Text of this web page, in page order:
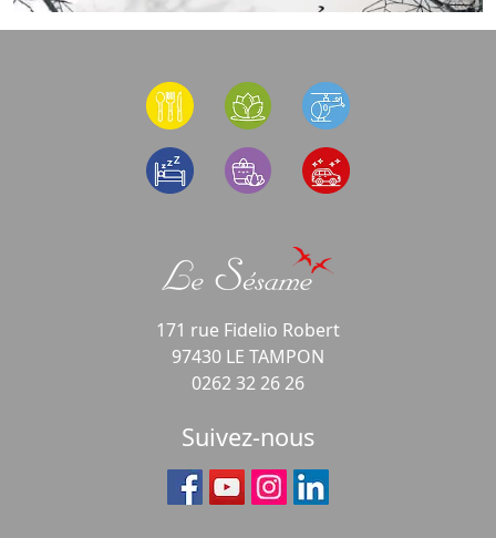
171 rue Fidelio Robert
97430 LE TAMPON
0262 32 26 26
Suivez-nous